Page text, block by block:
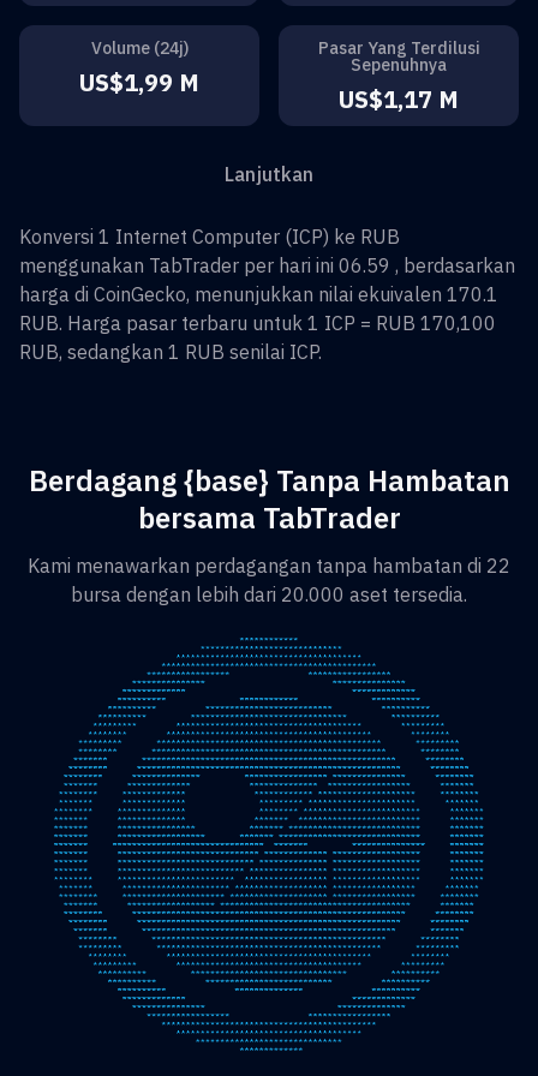
Volume (24j)
US$1,99 M
Pasar Yang Terdilusi
Sepenuhnya
US$1,17 M
Lanjutkan
Konversi 1 Internet Computer (ICP) ke RUB
menggunakan TabTrader per hari ini 06.59 , berdasarkan
harga di CoinGecko, menunjukkan nilai ekuivalen 170.1
RUB. Harga pasar terbaru untuk 1 ICP = RUB 170,100
RUB, sedangkan 1 RUB senilai ICP.
Berdagang {base} Tanpa Hambatan
bersama TabTrader
Kami menawarkan perdagangan tanpa hambatan di 22
bursa dengan lebih dari 20.000 aset tersedia.